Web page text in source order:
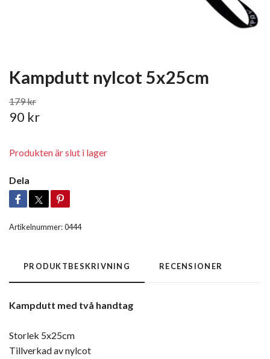
Kampdutt nylcot 5x25cm
179 kr
90 kr
Produkten är slut i lager
Dela
Artikelnummer:0444
PRODUKTBESKRIVNING RECENSIONER
Kampdutt med två handtag
Storlek 5x25cm
Tillverkad av nylcot